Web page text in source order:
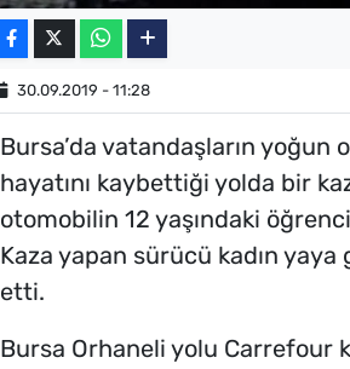
30.09.2019 - 11:28
Bursa’da vatandaşların yoğun
hayatını kaybettiği yolda bir
otomobilin 12 yaşındaki
Kaza yapan sürücü kadın
etti.
Bursa Orhaneli yolu Carrefour